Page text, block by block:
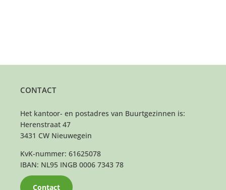
CONTACT
Het kantoor- en postadres van Buurtgezinnen is:
Herenstraat 47
3431 CW Nieuwegein
KvK-nummer: 61625078
IBAN: NL95 INGB 0006 7343 78
Contact